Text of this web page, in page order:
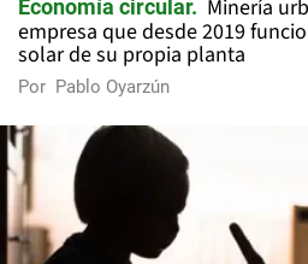
Economía circular
Minería
empresa que desde 2019
solar de su propia planta
Por Pablo Oyarzún